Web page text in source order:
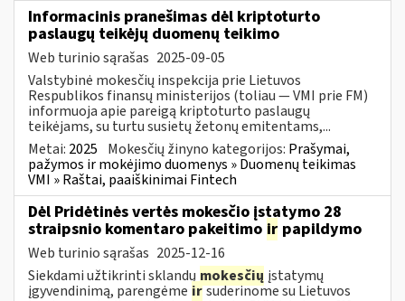
Informacinis pranešimas dėl kriptoturto
paslaugų teikėjų duomenų teikimo
Web turinio sąrašas 2025-09-05
Valstybinė mokesčių inspekcija prie Lietuvos
Respublikos finansų ministerijos (toliau — VMI prie FM)
informuoja apie pareigą kriptoturto paslaugų
teikėjams, su turtu susietų žetonų emitentams,...
Metai: 2025 Mokesčių žinyno kategorijos: Prašymai,
pažymos ir mokėjimo duomenys » Duomenų teikimas
VMI » Raštai, paaiškinimai Fintech
Dėl Pridėtinės vertės mokesčio įstatymo 28
straipsnio komentaro pakeitimo ir papildymo
Web turinio sąrašas 2025-12-16
Siekdami užtikrinti sklandų mokesčių įstatymų
įgyvendinimą, parengėme irsuderinome su Lietuvos